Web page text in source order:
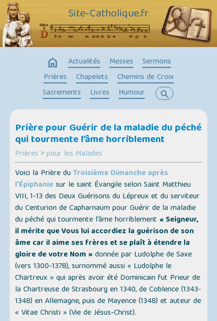
Site-Catholique.fr
home Actualités Messes
Sermons
Prières
Chapelets
Chemins de Croix
Sacrements
Livres Humour search
Prière pour Guérir de la maladie du péché
qui tourmente l’âme horriblement
Prières >pour les Malades
Voici la Prière duTroisième Dimanche après
l'Épiphaniesur le saint Évangile selon Saint Matthieu
VIII, 1-13 des Deux Guérisons du Lépreux et du serviteur
du Centurion de Capharnaüm pour Guérir de la maladie
du péché qui tourmente l’âme horriblement « Seigneur,
il mérite que Vous lui accordiez la guérison de son
âme car il aime ses frères et se plaît à étendre la
gloire de votre Nom »donnée par Ludolphe de Saxe
(vers 1300-1378), surnommé aussi« Ludolphe le
Chartreux »qui après avoir été Dominicain fut Prieur de
la Chartreuse de Strasbourg en 1340, de Coblence (1343-
1348) en Allemagne, puis de Mayence (1348) et auteur de
« Vitae Christi » (Vie de Jésus-Christ).